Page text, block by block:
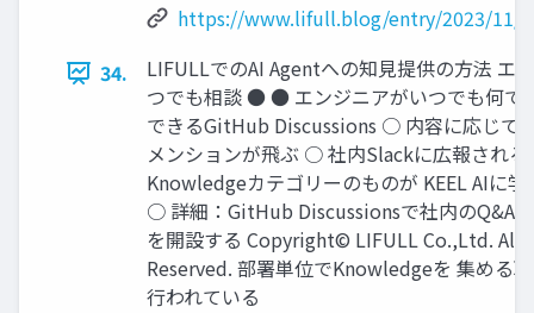
https://www.lifull.blog/entry/2023/11/
34.
LIFULLでのAI Agentへの知⾒提供の⽅法 エ
つでも相談 ● ● エンジニアがいつでも何で
できるGitHub Discussions ○ 内容に応じて
メンションが⾶ぶ ○ 社内Slackに広報される
Knowledgeカテゴリーのものが KEEL AIに学
○ 詳細：GitHub Discussionsで社内のQ&A
を開設する Copyright© LIFULL Co.,Ltd. All
Reserved. 部署単位でKnowledgeを 集める
⾏われている